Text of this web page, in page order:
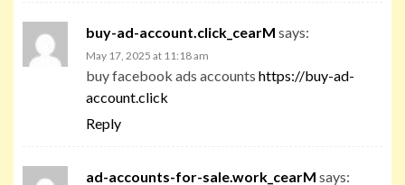
buy-ad-account.click_cearM says:
May 17, 2025 at 11:18 am
buy facebook ads accounts https://buy-ad-
account.click
Reply
ad-accounts-for-sale.work_cearM says: